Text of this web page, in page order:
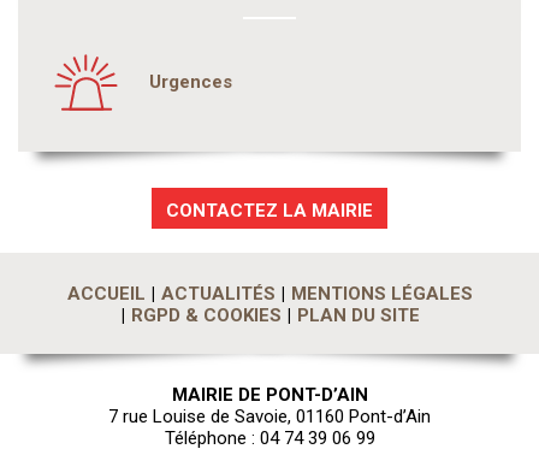
Urgences
CONTACTEZ LA MAIRIE
ACCUEIL ACTUALITÉS
MENTIONS LÉGALES
RGPD & COOKIES
PLAN DU SITE
MAIRIE DE PONT-D’AIN
7 rue Louise de Savoie, 01160 Pont-d’Ain
Téléphone : 04 74 39 06 99